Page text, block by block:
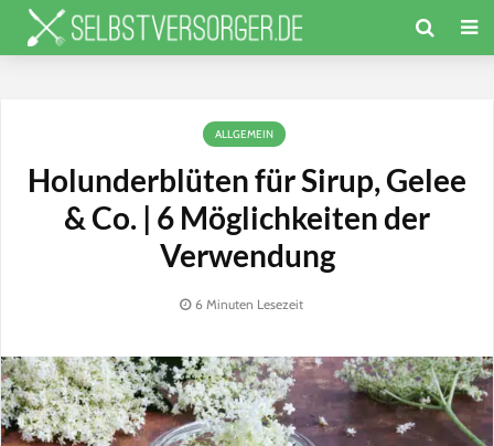
ALLGEMEIN
Holunderblüten für Sirup, Gelee
& Co. | 6 Möglichkeiten der
Verwendung
6 Minuten Lesezeit